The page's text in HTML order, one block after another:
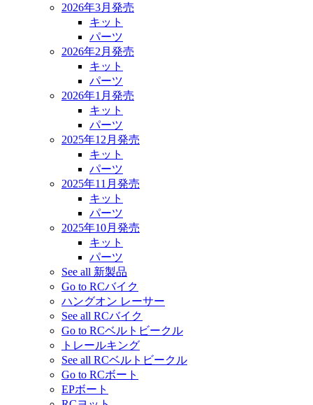
2026年3月発売
キット
パーツ
2026年2月発売
キット
パーツ
2026年1月発売
キット
パーツ
2025年12月発売
キット
パーツ
2025年11月発売
キット
パーツ
2025年10月発売
キット
パーツ
See all 新製品
Go to RCバイク
ハングオン レーサー
See all RCバイク
Go to RCベルトビークル
トレールキング
See all RCベルトビークル
Go to RCボート
EPボート